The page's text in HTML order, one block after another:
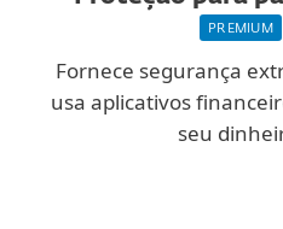
PREMIUM
Fornece segurança
usa aplicativos
seu